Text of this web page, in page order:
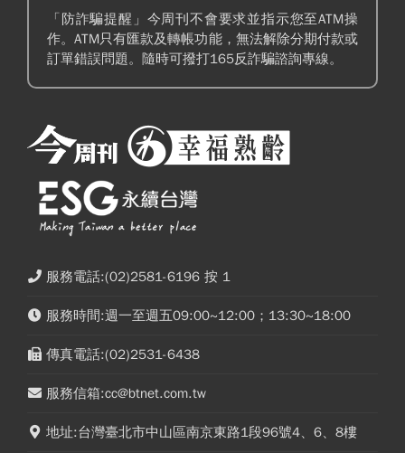
「防詐騙提醒」今周刊不會要求並指示您至ATM操
作。ATM只有匯款及轉帳功能，無法解除分期付款或
訂單錯誤問題。隨時可撥打165反詐騙諮詢專線。
服務電話:(02)2581-6196 按 1
服務時間:週一至週五09:00~12:00；13:30~18:00
傳真電話:(02)2531-6438
服務信箱:cc@btnet.com.tw
地址:台灣臺北市中山區南京東路1段96號4、6、8樓